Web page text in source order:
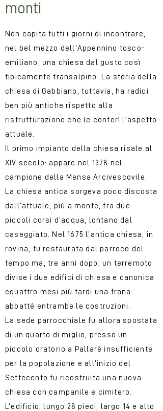
monti
Non capita tutti i giorni di incontrare,
nel bel mezzo dell'Appennino tosco-
emiliano, una chiesa dal gusto così
tipicamente transalpino. La storia della
chiesa di Gabbiano, tuttavia, ha radici
ben più antiche rispetto alla
ristrutturazione che le conferì l'aspetto
attuale.
Il primo impianto della chiesa risale al
XIV secolo: appare nel 1378 nel
campione della Mensa Arcivescovile.
La chiesa antica sorgeva poco discosta
dall’attuale, più a monte, fra due
piccoli corsi d’acqua, lontano dal
caseggiato. Nel 1675 l’antica chiesa, in
rovina, fu restaurata dal parroco del
tempo ma, tre anni dopo, un terremoto
divise i due edifici di chiesa e canonica
equattro mesi più tardi una frana
abbatté entrambe le costruzioni.
La sede parrocchiale fu allora spostata
di un quarto di miglio, presso un
piccolo oratorio a Pallarè insufficiente
per la popolazione e all’inizio del
Settecento fu ricostruita una nuova
chiesa con campanile e cimitero.
L’edificio, lungo 28 piedi, largo 14 e alto